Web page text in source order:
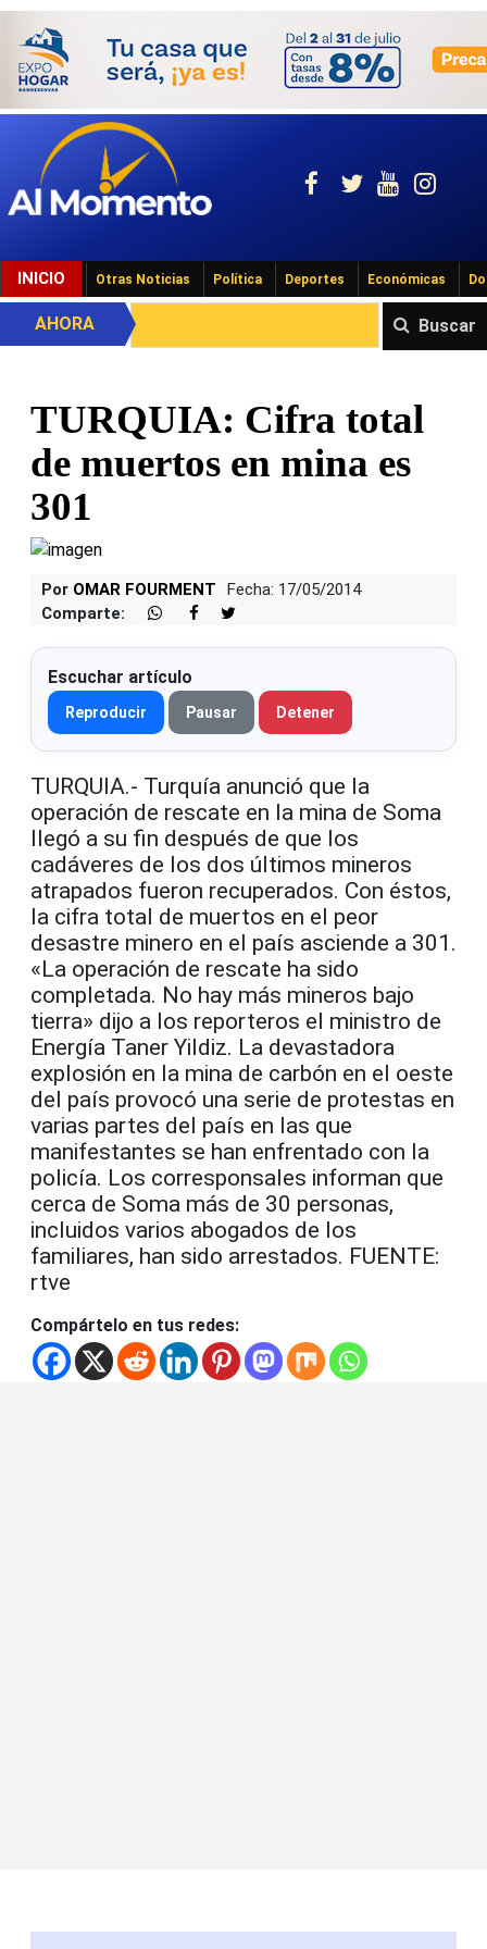
INICIO Otras Noticias Política Deportes Económicas
Buscar
AHORA
TURQUIA: Cifra total
de muertos en mina es
301
Por OMAR FOURMENT
Fecha: 17/05/2014
Comparte:
Escuchar artículo
Reproducir Pausar Detener
TURQUIA.- Turquía anunció que la
operación de rescate en la mina de Soma
llegó a su fin después de que los
cadáveres de los dos últimos mineros
atrapados fueron recuperados. Con éstos,
la cifra total de muertos en el peor
desastre minero en el país asciende a 301.
«La operación de rescate ha sido
completada. No hay más mineros bajo
tierra» dijo a los reporteros el ministro de
Energía Taner Yildiz. La devastadora
explosión en la mina de carbón en el oeste
del país provocó una serie de protestas en
varias partes del país en las que
manifestantes se han enfrentado con la
policía. Los corresponsales informan que
cerca de Soma más de 30 personas,
incluidos varios abogados de los
familiares, han sido arrestados. FUENTE:
rtve
Compártelo en tus redes: